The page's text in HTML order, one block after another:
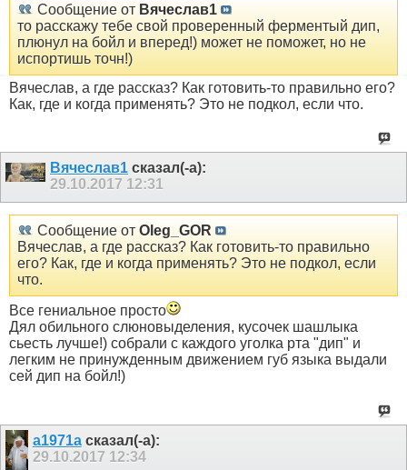
Сообщение от Вячеслав1
то расскажу тебе свой проверенный ферментый дип,
плюнул на бойл и вперед!) может не поможет, но не
испортишь точн!)
Вячеслав, а где рассказ? Как готовить-то правильно его?
Как, где и когда применять? Это не подкол, если что.
Вячеслав1 сказал(-а):
29.10.2017 12:31
Сообщение от Oleg_GOR
Вячеслав, а где рассказ? Как готовить-то правильно
его? Как, где и когда применять? Это не подкол, если
что.
Все гениальное просто
Дял обильного слюновыделения, кусочек шашлыка
сьесть лучше!) собрали с каждого уголка рта "дип" и
легким не принужденным движением губ языка выдали
сей дип на бойл!)
a1971aсказал(-а):
29.10.2017 12:34